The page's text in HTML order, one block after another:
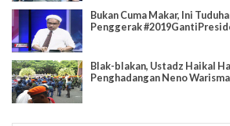
Bukan Cuma Makar, Ini
Penggerak
Blak-blakan, Ustadz Haikal
Penghadangan Neno